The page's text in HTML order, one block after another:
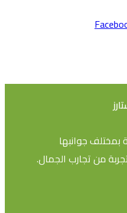
جوانبها
من تجارب الجمال.